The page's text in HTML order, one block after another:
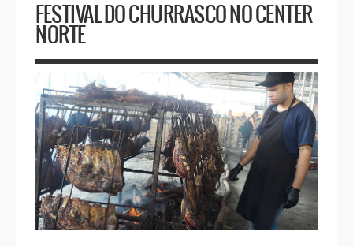
FESTIVAL DO CHURRASCO NO CENTER
NORTE